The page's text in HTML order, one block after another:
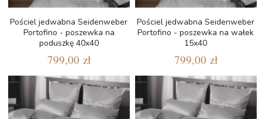
Pościel jedwabna Seidenweber
Portofino - poszewka na
poduszkę 40x40
799,00 zł
Pościel jedwabna Seidenweber
Portofino - poszewka na wałek
15x40
799,00 zł